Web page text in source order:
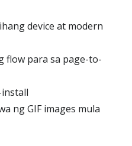
device at modern
flow para sa page-to-
ng GIF images mula